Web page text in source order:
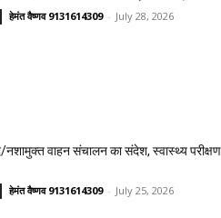
हेमंत वैष्णव 9131614309 - July 28, 2026
नशामुक्त वाहन संचालन का संदेश, स्वास्थ्य
हेमंत वैष्णव 9131614309 - July 25, 2026